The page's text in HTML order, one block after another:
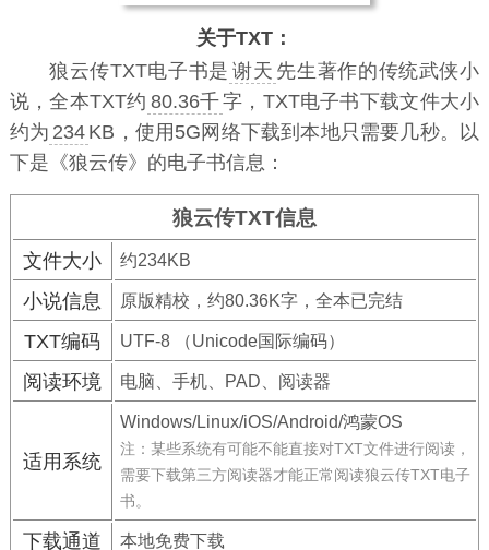
关于TXT：
狼云传TXT电子书是 谢天 先生著作的传统武侠小
说，全本TXT约 80.36千字，TXT电子书下载文件大小
约为 234 KB，使用5G网络下载到本地只需要几秒。以
下是《狼云传》的电子书信息：
狼云传TXT信息
文件大小 约234KB
小说信息 原版精校，约80.36K字，全本已完结
TXT编码 UTF-8 （Unicode国际编码）
阅读环境 电脑、手机、PAD、阅读器
适用系统
Windows/Linux/iOS/Android/鸿蒙OS
注：某些系统有可能不能直接对TXT文件进行阅读，
需要下载第三方阅读器才能正常阅读狼云传TXT电子
书。
下载通道 本地免费下载